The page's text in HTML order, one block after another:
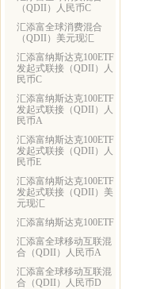
（QDII）人民币C
汇添富全球消费混合
（QDII）美元现汇
汇添富纳斯达克100ETF
发起式联接（QDII）人
民币C
汇添富纳斯达克100ETF
发起式联接（QDII）人
民币A
汇添富纳斯达克100ETF
发起式联接（QDII）人
民币E
汇添富纳斯达克100ETF
发起式联接（QDII）美
元现汇
汇添富纳斯达克100ETF
汇添富全球移动互联混
合（QDII）人民币A
汇添富全球移动互联混
合（QDII）人民币D